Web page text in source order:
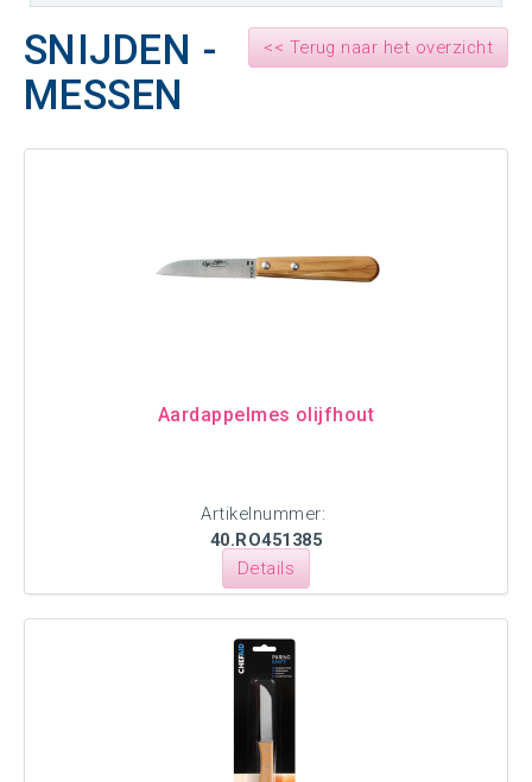
<< Terug naar het overzicht
SNIJDEN -
MESSEN
Aardappelmes olijfhout
Artikelnummer:
40.RO451385
Details